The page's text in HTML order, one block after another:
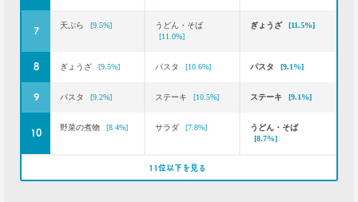
7
天ぷら [9.5%]
うどん・そば
[11.0%]
ぎょうざ [11.5%]
8 ぎょうざ [9.5%] パスタ [10.6%] パスタ [9.1%]
9 パスタ [9.2%] ステーキ [10.5%] ステーキ [9.1%]
10
野菜の煮物 [8.4%] サラダ [7.8%]
うどん・そば
[8.7%]
11位以下を見る